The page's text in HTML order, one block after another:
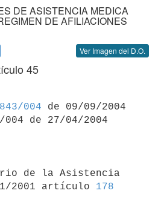
DE ASISTENCIA MEDICA
DE AFILIACIONES
Ver Imagen del D.O.
45
004 de 09/09/2004
004 de 27/04/2004
de la Asistencia
2001 artículo 178